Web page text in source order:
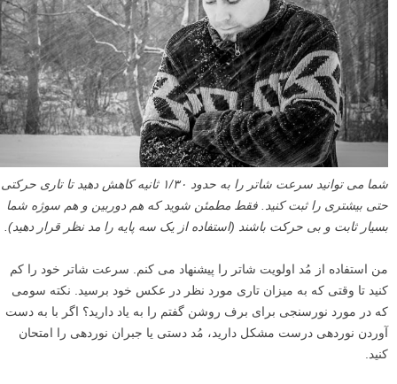
شما می توانید سرعت شاتر را به حدود ۱/۳۰ ثانیه کاهش دهید تا تاری حرکتی
حتی بیشتری را ثبت کنید. فقط مطمئن شوید که هم دوربین و هم سوژه شما
بسیار ثابت و بی حرکت باشند (استفاده از یک سه پایه را مد نظر قرار دهید).